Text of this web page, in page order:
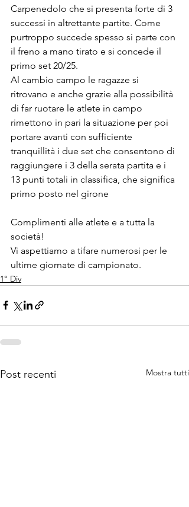
Carpenedolo che si presenta forte di 3
successi in altrettante partite. Come
purtroppo succede spesso si parte con
il freno a mano tirato e si concede il
primo set 20/25.
Al cambio campo le ragazze si
ritrovano e anche grazie alla possibilità
di far ruotare le atlete in campo
rimettono in pari la situazione per poi
portare avanti con sufficiente
tranquillità i due set che consentono di
raggiungere i 3 della serata partita e i
13 punti totali in classifica, che significa
primo posto nel girone
Complimenti alle atlete e a tutta la
società!
Vi aspettiamo a tifare numerosi per le
ultime giornate di campionato.
1° Div
Post recenti Mostra tutti